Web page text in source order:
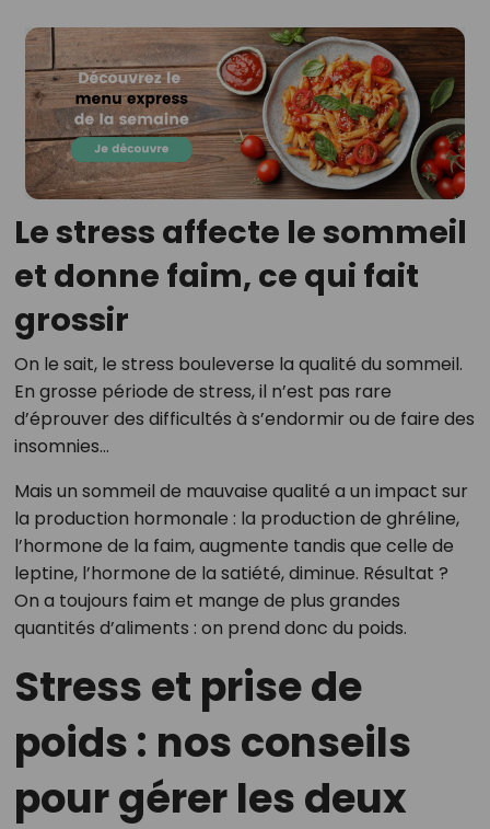
Le stress affecte le sommeil
et donne faim, ce qui fait
grossir
On le sait, le stress bouleverse la qualité du sommeil.
En grosse période de stress, il n’est pas rare
d’éprouver des difficultés à s’endormir ou de faire des
insomnies…
Mais un sommeil de mauvaise qualité a un impact sur
la production hormonale : la production de ghréline,
l’hormone de la faim, augmente tandis que celle de
leptine, l’hormone de la satiété, diminue. Résultat ?
On a toujours faim et mange de plus grandes
quantités d’aliments : on prend donc du poids.
Stress et prise de
poids : nos conseils
pour gérer les deux